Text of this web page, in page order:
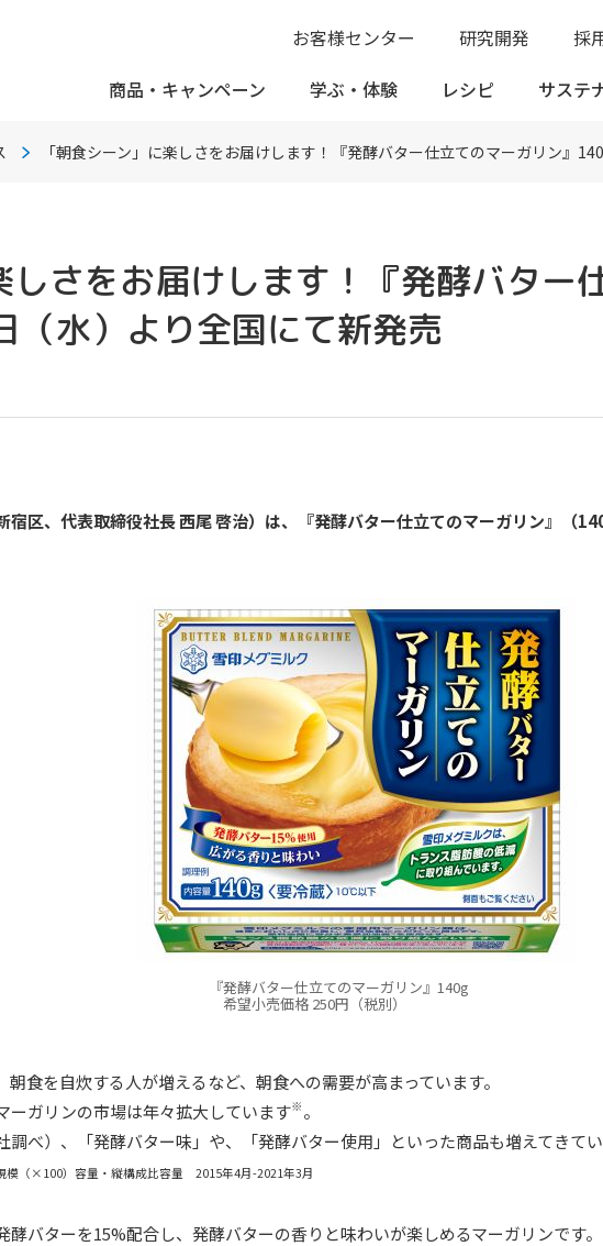
商品・ キャンペーン 学ぶ・ 体験 レシピ サステ
お客様センター 研究開発 採
「朝食シーン」に楽しさをお届けします！『発酵バター仕立てのマーガリン』
しさをお届けします！『発酵バター
水）より全国にて新発売
宿区、代表取締役社長 西尾 啓治）は、『発酵バター仕立てのマーガリン』（
『発酵バター仕立てのマーガリン』140g
希望小売価格 250円（税別）
食を自炊する人が増えるなど、朝食への需要が高まっています。
ーガリンの市場は年々拡大しています※ 。
べ）、「発酵バター味」や、「発酵バター使用」といった商品も増えてきて
（×100）容量・縦構成比容量 2015年4月-2021年3月
酵バターを15%配合し、発酵バターの香りと味わいが楽しめるマーガリンです。